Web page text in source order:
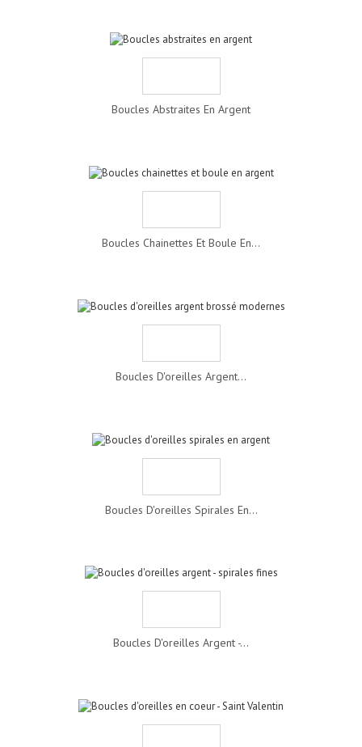
Boucles Abstraites En Argent
Boucles Chainettes Et Boule En...
Boucles D'oreilles Argent...
Boucles D'oreilles Spirales En...
Boucles D'oreilles Argent -...